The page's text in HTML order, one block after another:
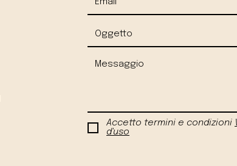
Accetto termini e condizioni
d'uso